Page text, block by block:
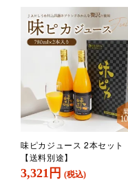
味ピカジュース 2本セット
【送料別途】
3,321円 (税込)